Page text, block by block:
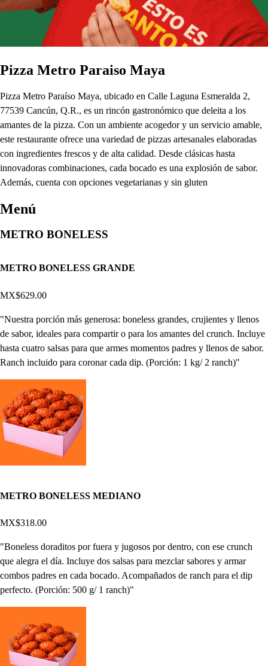
Pizza Metro Paraiso Maya
Pizza Metro Paraíso Maya, ubicado en Calle Laguna Esmeralda 2,
77539 Cancún, Q.R., es un rincón gastronómico que deleita a los
amantes de la pizza. Con un ambiente acogedor y un servicio amable,
este restaurante ofrece una variedad de pizzas artesanales elaboradas
con ingredientes frescos y de alta calidad. Desde clásicas hasta
innovadoras combinaciones, cada bocado es una explosión de sabor.
Además, cuenta con opciones vegetarianas y sin gluten
Menú
METRO BONELESS
METRO BONELESS GRANDE
MX$629.00
"Nuestra porción más generosa: boneless grandes, crujientes y llenos
de sabor, ideales para compartir o para los amantes del crunch. Incluye
hasta cuatro salsas para que armes momentos padres y llenos de sabor.
Ranch incluido para coronar cada dip. (Porción: 1 kg/ 2 ranch)"
METRO BONELESS MEDIANO
MX$318.00
"Boneless doraditos por fuera y jugosos por dentro, con ese crunch
que alegra el día. Incluye dos salsas para mezclar sabores y armar
combos padres en cada bocado. Acompañados de ranch para el dip
perfecto. (Porción: 500 g/ 1 ranch)"